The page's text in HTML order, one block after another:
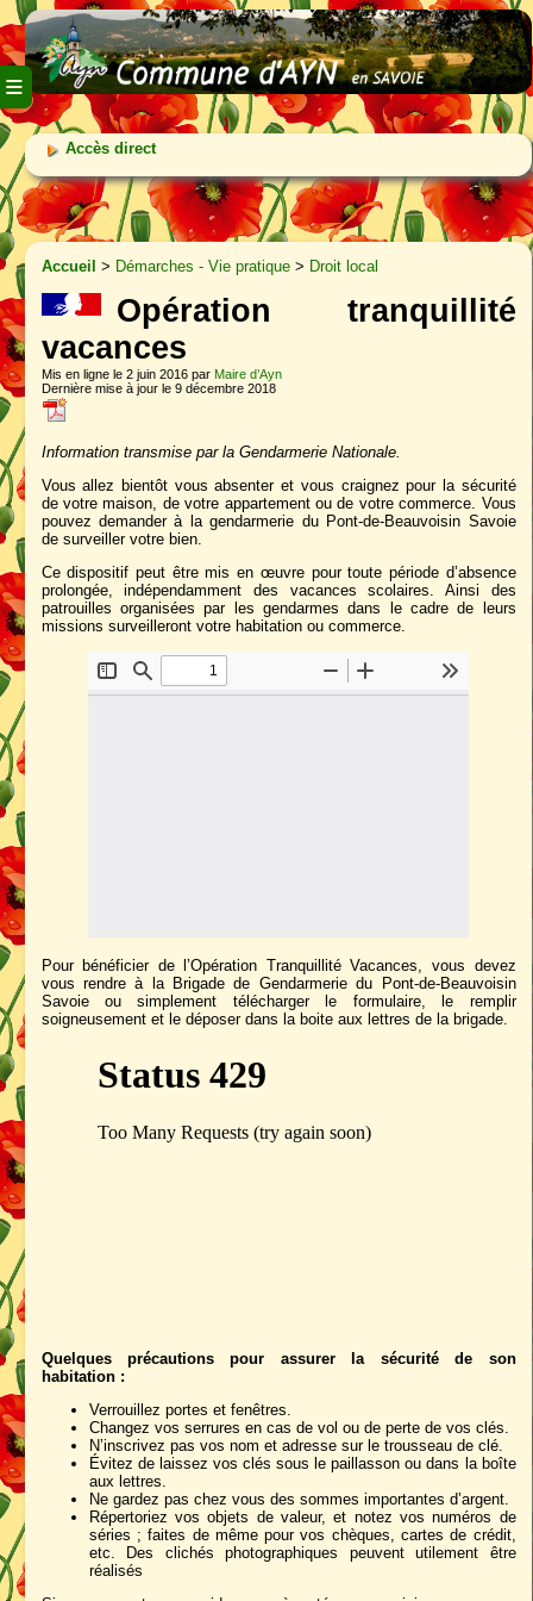
≡
Accès direct
Accueil > Démarches - Vie pratique> Droit local
Opération tranquillité
vacances
Mis en ligne le 2 juin 2016 par Maire d’Ayn
Dernière mise à jour le 9 décembre 2018
Information transmise par la Gendarmerie Nationale.
Vous allez bientôt vous absenter et vous craignez pour la sécurité
de votre maison, de votre appartement ou de votre commerce. Vous
pouvez demander à la gendarmerie du Pont-de-Beauvoisin Savoie
de surveiller votre bien.
Ce dispositif peut être mis en œuvre pour toute période d’absence
prolongée, indépendamment des vacances scolaires. Ainsi des
patrouilles organisées par les gendarmes dans le cadre de leurs
missions surveilleront votre habitation ou commerce.
Pour bénéficier de l’Opération Tranquillité Vacances, vous devez
vous rendre à la Brigade de Gendarmerie du Pont-de-Beauvoisin
Savoie ou simplement télécharger le formulaire, le remplir
soigneusement et le déposer dans la boite aux lettres de la brigade.
Quelques précautions pour assurer la sécurité de son
habitation :
Verrouillez portes et fenêtres.
Changez vos serrures en cas de vol ou de perte de vos clés.
N’inscrivez pas vos nom et adresse sur le trousseau de clé.
Évitez de laissez vos clés sous le paillasson ou dans la boîte
aux lettres.
Ne gardez pas chez vous des sommes importantes d’argent.
Répertoriez vos objets de valeur, et notez vos numéros de
séries ; faites de même pour vos chèques, cartes de crédit,
etc. Des clichés photographiques peuvent utilement être
réalisés